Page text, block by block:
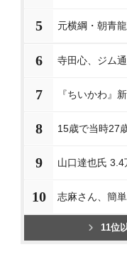
5 元横綱・朝青
6 寺田心、ジム
7 『ちいかわ』
8 15歳で当時27
9 山口達也氏
10 志麻さん、簡
11位